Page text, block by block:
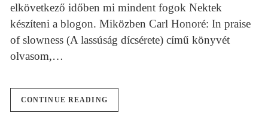
elkövetkező időben mi mindent fogok Nektek
készíteni a blogon. Miközben Carl Honoré: In praise
of slowness (A lassúság dícsérete) című könyvét
olvasom,…
CONTINUE READING